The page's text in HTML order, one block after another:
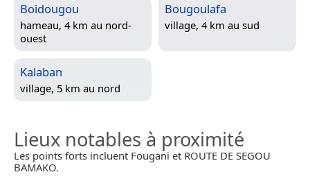
Boidougou
hameau, 4 km au nord-
ouest
Bougoulafa
village, 4 km au sud
Kalaban
village, 5 km au nord
Lieux notables à proximité
Les points forts incluent Fougani et ROUTE DE SEGOU
BAMAKO.